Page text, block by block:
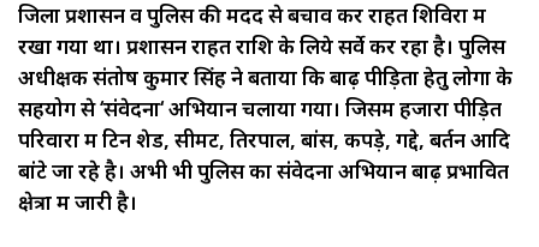
जिला प्रशासन व पुलिस की मदद से बचाव कर राहत शिविरों में
रखा गया था। प्रशासन राहत राशि के लिये सर्वे कर रहा है। पुलिस
अधीक्षक संतोष कुमार सिंह ने बताया कि बाढ़ पीड़ितों हेतु लोगों के
सहयोग से ‘संवेदना‘ अभियान चलाया गया। जिसमें हजारों पीड़ित
परिवारों में टिन शेड, सीमेंट, तिरपाल, बांस, कपड़े, गद्दे, बर्तन आदि
बांटे जा रहे है। अभी भी पुलिस का संवेदना अभियान बाढ़ प्रभावित
क्षेत्रों में जारी है।